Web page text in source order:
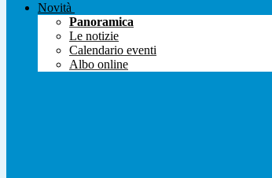
Novità
Panoramica
Le notizie
Calendario eventi
Albo online